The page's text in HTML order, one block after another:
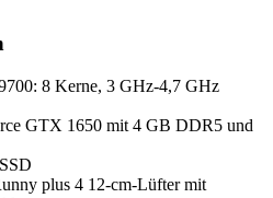
8 Kerne, 3 GHz-4,7 GHz
GTX 1650 mit 4 GB DDR5 und
plus 4 12-cm-Lüfter mit